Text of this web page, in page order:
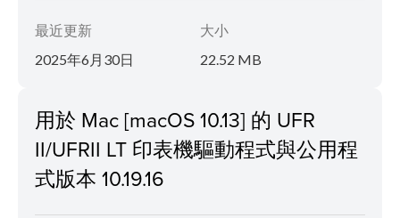
最近更新
2025年6月30日
大小
22.52 MB
用於 Mac [macOS 10.13] 的 UFR
II/UFRII LT 印表機驅動程式與公用程
式版本 10.19.16